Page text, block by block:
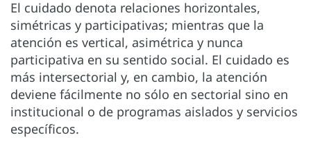
El cuidado denota relaciones horizontales,
simétricas y participativas; mientras que la
atención es vertical, asimétrica y nunca
participativa en su sentido social. El cuidado es
más intersectorial y, en cambio, la atención
deviene fácilmente no sólo en sectorial sino en
institucional o de programas aislados y servicios
específicos.